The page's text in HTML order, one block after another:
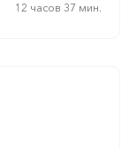
12 часов 37 мин.